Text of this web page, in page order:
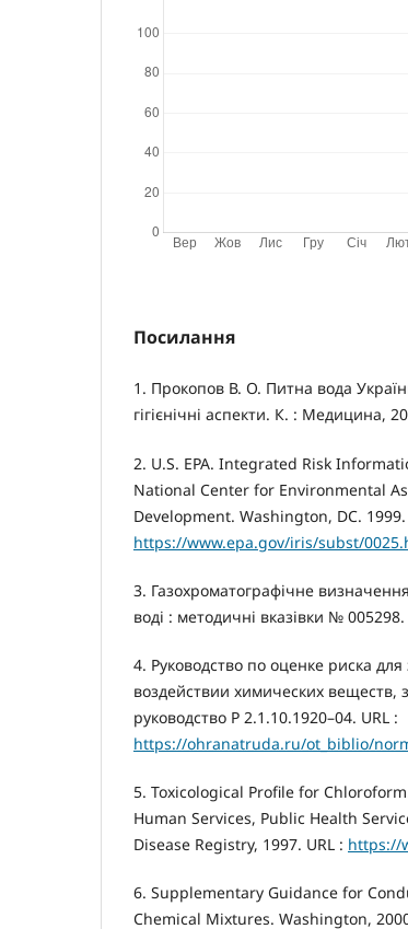
Посилання
1. Прокопов В. О. Питна вода
гігієнічні аспекти. К. : Медицина,
2. U.S. EPA. Integrated Risk
National Center for Environmental
Development. Washington, DC. 1999.
https://www.epa.gov/iris/subst/
3. Газохроматографічне
воді : методичні вказівки №
4. Руководство по оценке риска
воздействии химических
руководство Р 2.1.10.1920–04. URL :
https://ohranatruda.ru/ot_biblio/
5. Toxicological Profile for
Human Services, Public Health
Disease Registry, 1997. URL : https://
6. Supplementary Guidance for
Chemical Mixtures. Washington,